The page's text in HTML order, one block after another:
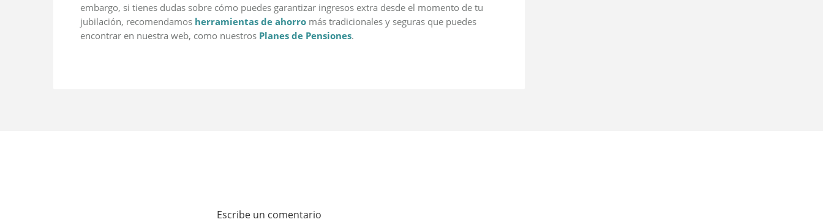
embargo, si tienes dudas sobre cómo puedes garantizar ingresos extra desde el momento de tu
jubilación, recomendamos herramientas de ahorro más tradicionales y seguras que puedes
encontrar en nuestra web, como nuestros Planes de Pensiones.
Escribe un comentario